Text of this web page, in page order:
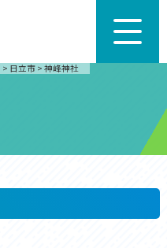
> 日立市 > 神峰神社